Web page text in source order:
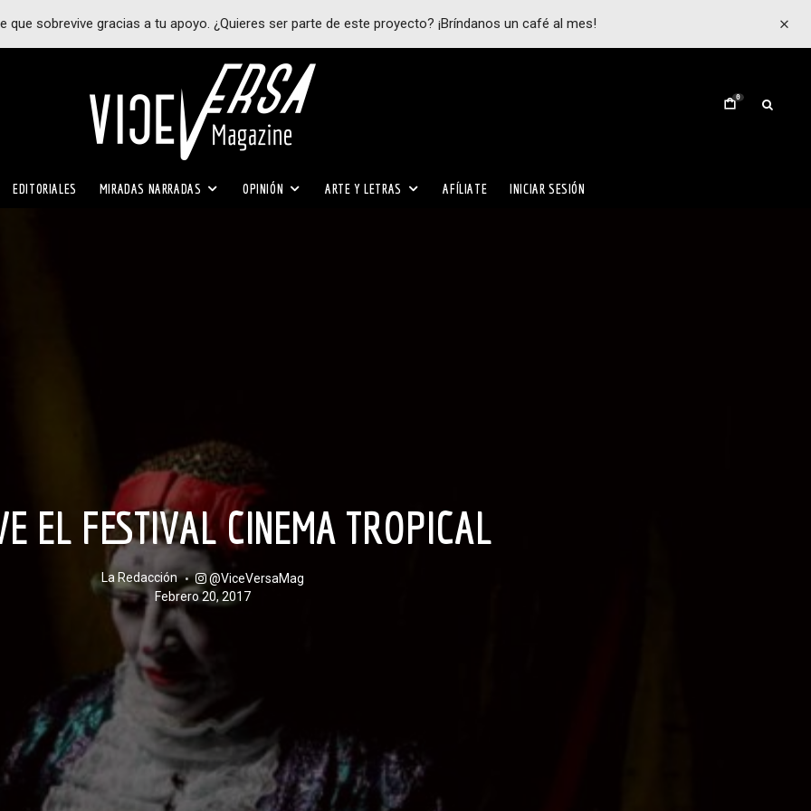
que sobrevive gracias a tu apoyo. ¿Quieres ser parte de este proyecto? ¡Bríndanos un café al mes!
0
EDITORIALES MIRADAS NARRADAS OPINIÓN ARTE Y LETRAS AFÍLIATE INICIAR SESIÓN
EL FESTIVAL CINEMA TROPICAL
La Redacción
@ViceVersaMag
febrero 20, 2017